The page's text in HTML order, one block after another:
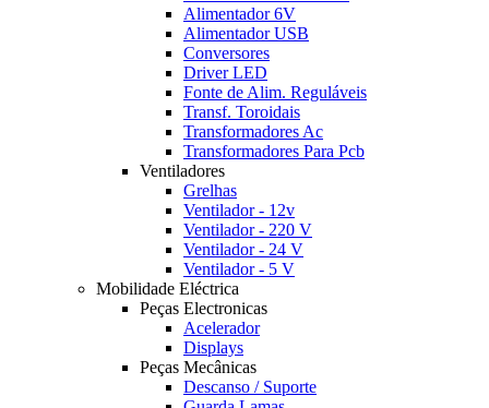
Alimentador 6V
Alimentador USB
Conversores
Driver LED
Fonte de Alim. Reguláveis
Transf. Toroidais
Transformadores Ac
Transformadores Para Pcb
Ventiladores
Grelhas
Ventilador - 12v
Ventilador - 220 V
Ventilador - 24 V
Ventilador - 5 V
Mobilidade Eléctrica
Peças Electronicas
Acelerador
Displays
Peças Mecânicas
Descanso / Suporte